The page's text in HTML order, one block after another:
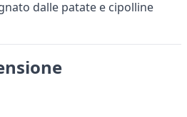
dalle patate e cipolline